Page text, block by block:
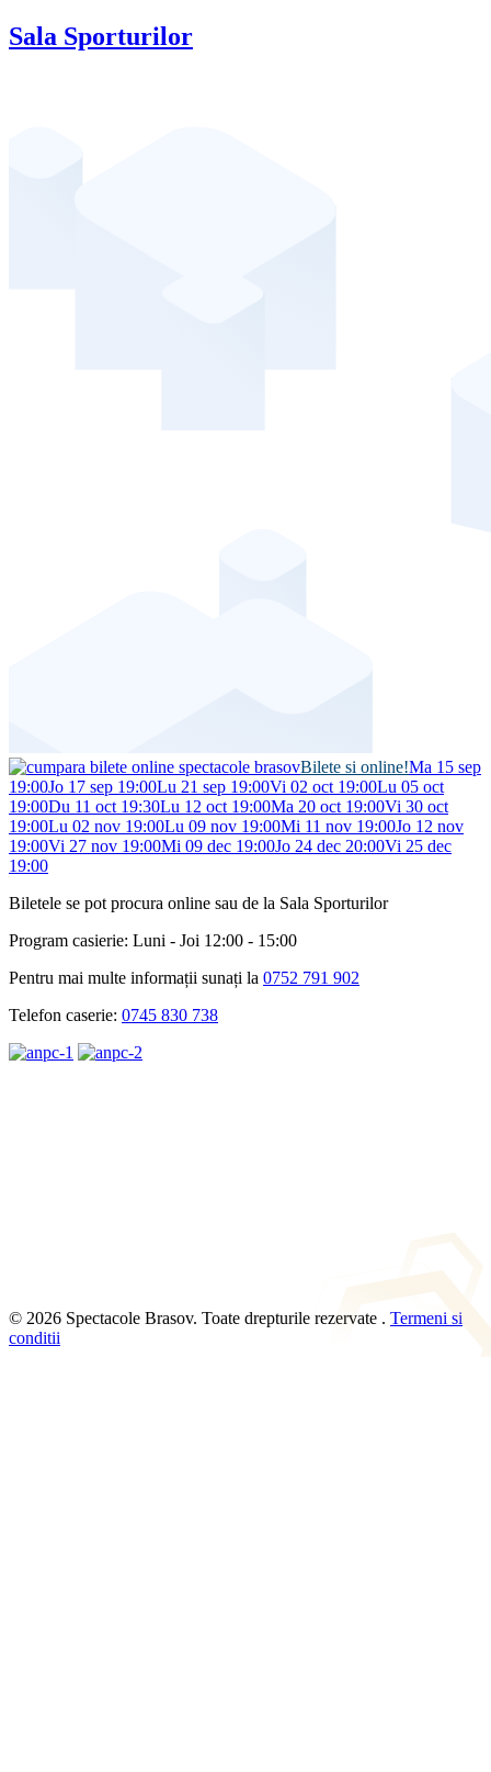
Sala Sporturilor
Bilete si online!Ma 15 sep
19:00Jo 17 sep 19:00Lu 21 sep 19:00Vi 02 oct 19:00Lu 05 oct
19:00Du 11 oct 19:30Lu 12 oct 19:00Ma 20 oct 19:00Vi 30 oct
19:00Lu 02 nov 19:00Lu 09 nov 19:00Mi 11 nov 19:00Jo 12 nov
19:00Vi 27 nov 19:00Mi 09 dec 19:00Jo 24 dec 20:00Vi 25 dec
19:00
Biletele se pot procura online sau de la Sala Sporturilor
Program casierie: Luni - Joi 12:00 - 15:00
Pentru mai multe informații sunați la 0752 791 902
Telefon caserie: 0745 830 738
© 2026 Spectacole Brasov. Toate drepturile rezervate . Termeni si
conditii